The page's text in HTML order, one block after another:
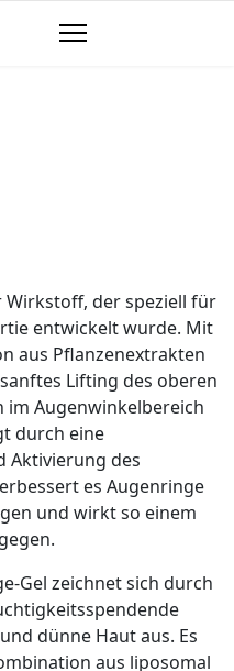
der speziell für
entwickelt wurde. Mit
aus Pflanzenextrakten
Lifting des oberen
im Augenwinkelbereich
durch eine
Aktivierung des
es Augenringe
und wirkt so einem
Gel zeichnet sich durch
dünne Haut aus. Es
aus liposomal